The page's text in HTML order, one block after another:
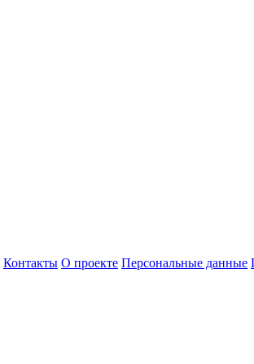
Контакты О проекте Персональные данные